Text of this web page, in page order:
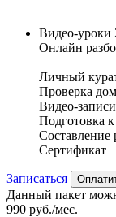
Видео-уроки
Онлайн
Личный
Проверка
Видео-
Подготовка к
Составление
Сертификат
Записаться
Данный пакет
990 руб./мес.